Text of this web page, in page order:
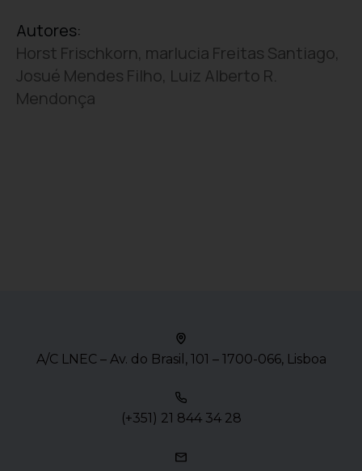
Autores:
Horst Frischkorn, marlucia Freitas Santiago,
Josué Mendes Filho, Luiz Alberto R.
Mendonça
A/C LNEC – Av. do Brasil, 101 – 1700-066, Lisboa
(+351) 21 844 34 28